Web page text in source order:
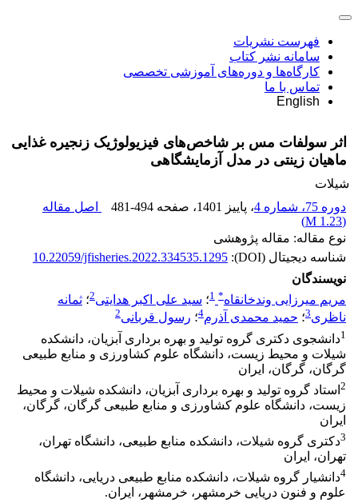
فهرست نشریات
سامانه نشر کتاب
کارگاه‌ها و دوره‌های آموزشی تخصصی
تماس با ما
English
اثر سولفات مس بر شاخص‌های فیزیولوژیک زنجیره غذایی
ماهیان زینتی در مدل آزمایشگاهی
شیلات
دوره 75، شماره 4
، پاییز 1401 ، صفحه 481-494
اصل مقاله
(
1.23 M
)
نوع مقاله: مقاله پژوهشی
شناسه دیجیتال (DOI):
10.22059/jfisheries.2022.334535.1295
نویسندگان
مریم میرزایی وندخانقاه*
1؛ سید علی اکبر هدایتی2؛ ثمانه
ناظری3؛ حمید محمدی آذرم4؛ رسول قربانی2
1دانشجوی دکتری گروه تولید و بهره برداری آبزیان، دانشکده
شیلات و محیط زیست، دانشگاه علوم کشاورزی و منابع طبیعی
گرگان، گرگان، ایران
2 استاد گروه تولید و بهره برداری آبزیان، دانشکده شیلات و محیط
زیست، دانشگاه علوم کشاورزی و منابع طبیعی گرگان، گرگان،
ایران
3دکتری گروه شیلات، دانشکده منابع طبیعی، دانشگاه تهران،
تهران، ایران
4دانشیار گروه شیلات، دانشکده منابع طبیعی دریایی، دانشگاه
علوم و فنون دریایی خرمشهر، خرمشهر، ایران.